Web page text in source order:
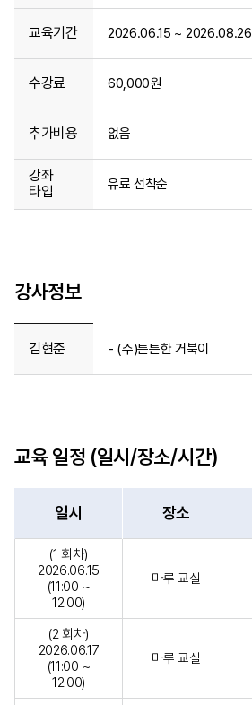
교육기간 2026.06.15 ~ 2026.08.26
수강료 60,000원
추가비용 없음
강좌
타입
유료 선착순
강사정보
김현준 - (주)튼튼한 거북이
교육 일정 (일시/장소/시간)
일시 장소
(1 회차)
2026.06.15
(11:00 ~
12:00)
마루 교실
(2 회차)
2026.06.17
(11:00 ~
12:00)
마루 교실